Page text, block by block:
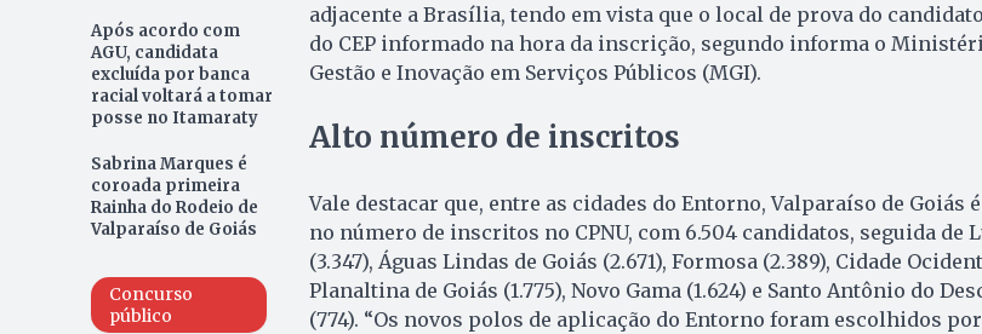
Após acordo com
AGU, candidata
excluída por banca
racial voltará a tomar
posse no Itamaraty
Sabrina Marques é
coroada primeira
Rainha do Rodeio de
Valparaíso de Goiás
Concurso
público
adjacente a Brasília, tendo em vista que o local de prova do
do CEP informado na hora da inscrição, segundo informa o
Gestão e Inovação em Serviços Públicos (MGI).
Alto número de inscritos
Vale destacar que, entre as cidades do Entorno, Valparaíso de Goiás
no número de inscritos no CPNU, com 6.504 candidatos, seguida de
(3.347), Águas Lindas de Goiás (2.671), Formosa (2.389), Cidade
Planaltina de Goiás (1.775), Novo Gama (1.624) e Santo Antônio do
(774). “Os novos polos de aplicação do Entorno foram escolhidos